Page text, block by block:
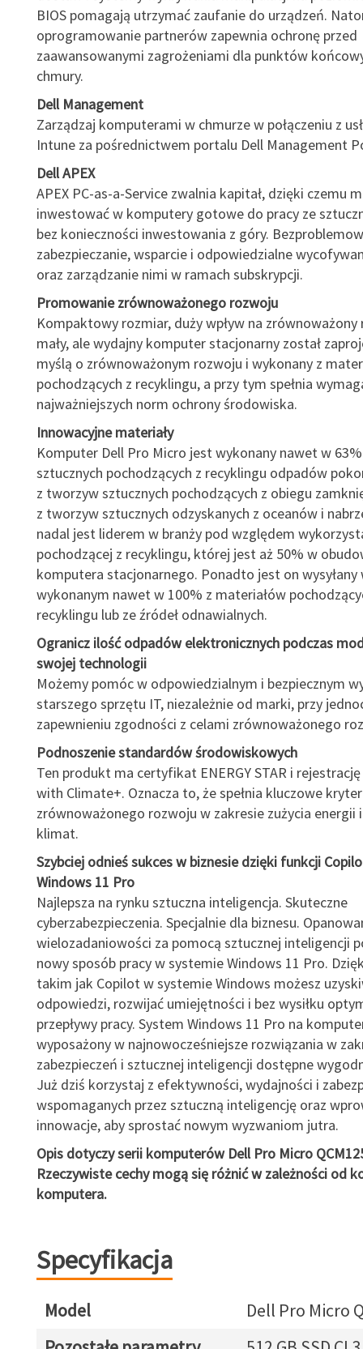
BIOS pomagają utrzymać zaufanie do urządzeń.
oprogramowanie partnerów zapewnia ochronę przed
zaawansowanymi zagrożeniami dla punktów
chmury.
Dell Management
Zarządzaj komputerami w chmurze w połączeniu z
Intune za pośrednictwem portalu Dell Management
Dell APEX
APEX PC-as-a-Service zwalnia kapitał, dzięki czemu
inwestować w komputery gotowe do pracy ze
bez konieczności inwestowania z góry.
zabezpieczanie, wsparcie i odpowiedzialne
oraz zarządzanie nimi w ramach subskrypcji.
Promowanie zrównoważonego rozwoju
Kompaktowy rozmiar, duży wpływ na zrównoważony
mały, ale wydajny komputer stacjonarny został
myślą o zrównoważonym rozwoju i wykonany z
pochodzących z recyklingu, a przy tym spełnia
najważniejszych norm ochrony środowiska.
Innowacyjne materiały
Komputer Dell Pro Micro jest wykonany nawet w
sztucznych pochodzących z recyklingu odpadów
z tworzyw sztucznych pochodzących z obiegu
z tworzyw sztucznych odzyskanych z oceanów i
nadal jest liderem w branży pod względem
pochodzącej z recyklingu, której jest aż 50% w
komputera stacjonarnego. Ponadto jest on wysyłany
wykonanym nawet w 100% z materiałów
recyklingu lub ze źródeł odnawialnych.
Ogranicz ilość odpadów elektronicznych podczas
swojej technologii
Możemy pomóc w odpowiedzialnym i bezpiecznym
starszego sprzętu IT, niezależnie od marki, przy
zapewnieniu zgodności z celami zrównoważonego
Podnoszenie standardów środowiskowych
Ten produkt ma certyfikat ENERGY STAR i rejestrację
with Climate+. Oznacza to, że spełnia kluczowe
zrównoważonego rozwoju w zakresie zużycia energii i
klimat.
Szybciej odnieś sukces w biznesie dzięki funkcji
Windows 11 Pro
Najlepsza na rynku sztuczna inteligencja. Skuteczne
cyberzabezpieczenia. Specjalnie dla biznesu.
wielozadaniowości za pomocą sztucznej inteligencji
nowy sposób pracy w systemie Windows 11 Pro.
takim jak Copilot w systemie Windows możesz
odpowiedzi, rozwijać umiejętności i bez wysiłku
przepływy pracy. System Windows 11 Pro na
wyposażony w najnowocześniejsze rozwiązania w
zabezpieczeń i sztucznej inteligencji dostępne
Już dziś korzystaj z efektywności, wydajności i
wspomaganych przez sztuczną inteligencję oraz
innowacje, aby sprostać nowym wyzwaniom jutra.
Opis dotyczy serii komputerów Dell Pro Micro
Rzeczywiste cechy mogą się różnić w zależności od
komputera.
Specyfikacja
Model
Dell Pro Micro